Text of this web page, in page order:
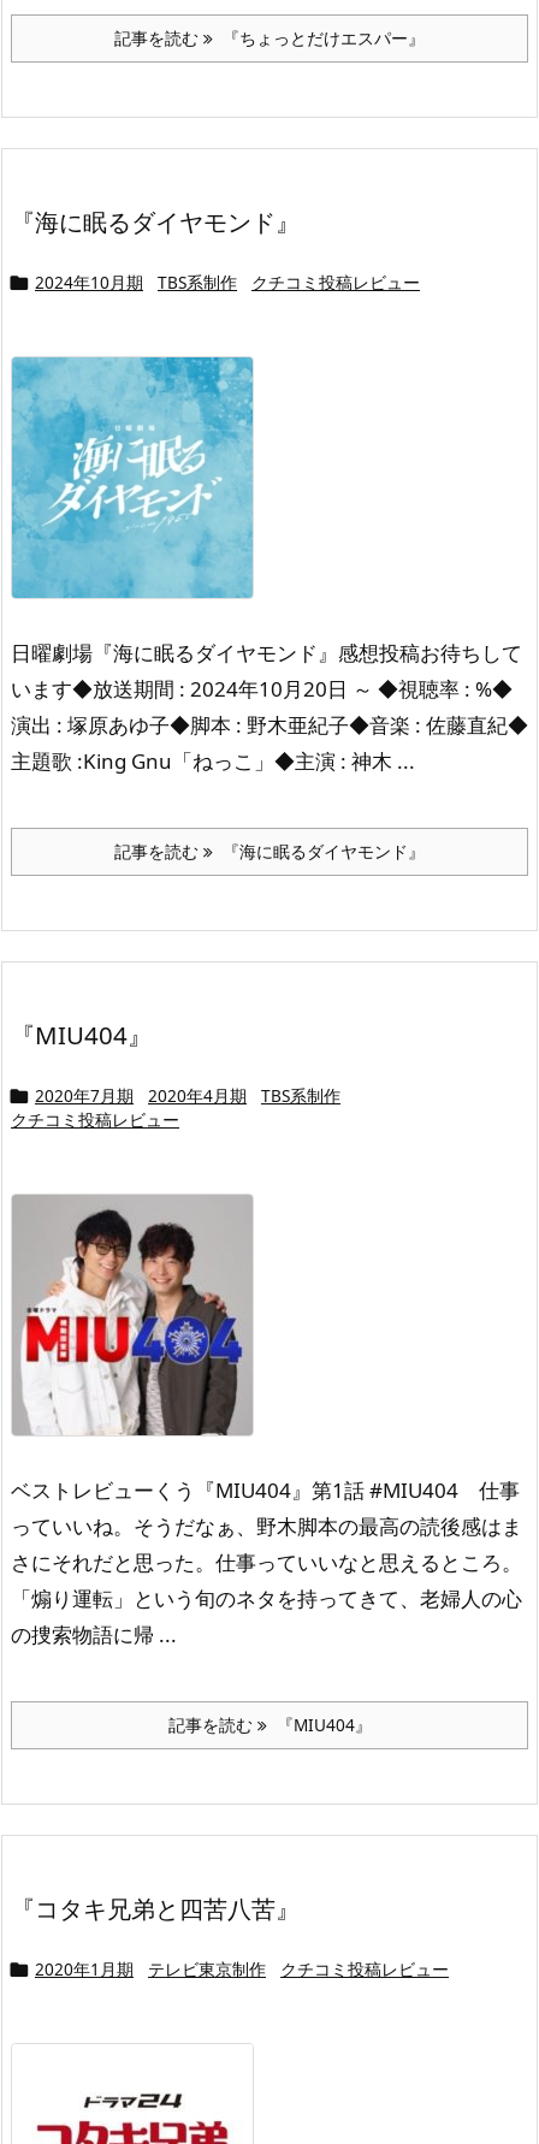
記事を読む 『ちょっとだけエスパー』
『海に眠るダイヤモンド』
 2024年10月期 TBS系制作 クチコミ投稿レビュー
日曜劇場『海に眠るダイヤモンド』感想投稿お待ちして
います◆放送期間 : 2024年10月20日 ～ ◆視聴率 : %◆
演出 : 塚原あゆ子◆脚本 : 野木亜紀子◆音楽 : 佐藤直紀◆
主題歌 :King Gnu「ねっこ」◆主演 : 神木 ...
記事を読む 『海に眠るダイヤモンド』
『MIU404』
 2020年7月期 2020年4月期
TBS系制作
クチコミ投稿レビュー
ベストレビュー くう『MIU404』第1話 #MIU404 仕事
っていいね。そうだなぁ、野木脚本の最高の読後感はま
さにそれだと思った。仕事っていいなと思えるところ。
「煽り運転」という旬のネタを持ってきて、老婦人の心
の捜索物語に帰 ...
記事を読む 『MIU404』
『コタキ兄弟と四苦八苦』
 2020年1月期 テレビ東京制作 クチコミ投稿レビュー